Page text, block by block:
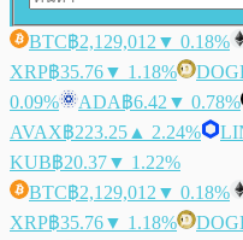
BTC฿2,129,012 ▼ 0.18%
XRP฿35.76▼ 1.18%
0.09%
ADA฿6.42 ▼ 0.78%
AVAX฿223.25 ▲ 2.24%
KUB฿20.37▼ 1.22%
BTC฿2,129,012 ▼ 0.18%
XRP฿35.76▼ 1.18%